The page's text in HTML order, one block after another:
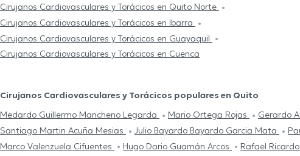
Cirujanos Cardiovasculares y Torácicos en Quito Norte
Cirujanos Cardiovasculares y Torácicos en Ibarra
Cirujanos Cardiovasculares y Torácicos en Guayaquil
Cirujanos Cardiovasculares y Torácicos en Cuenca
Cirujanos Cardiovasculares y Torácicos populares en Quito
Medardo Guillermo Mancheno Legarda
Mario Ortega Rojas
Gerardo
Santiago Martin Acuña Mesias
Julio Bayardo Bayardo Garcia Mata
Marco Valenzuela Cifuentes
Hugo Dario Guamán Arcos
Rafael